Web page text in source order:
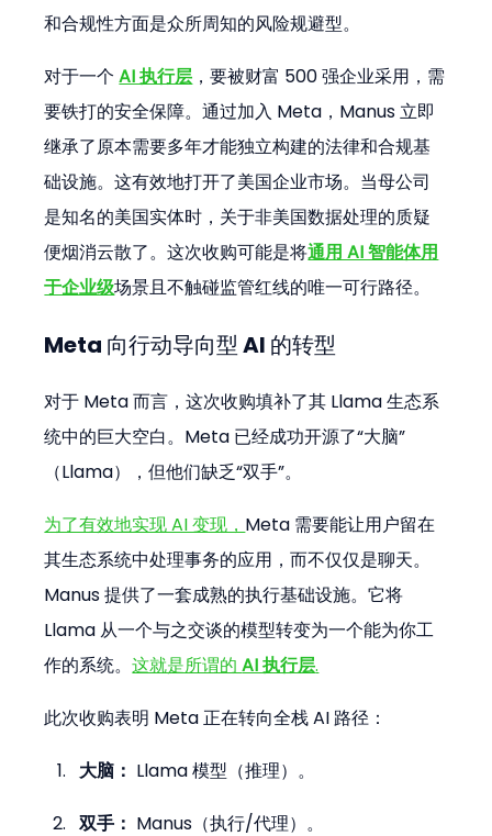
和合规性方面是众所周知的风险规避型。
对于一个 AI 执行层 ，要被财富 500 强企业采用，需
要铁打的安全保障。通过加入 Meta，Manus 立即
继承了原本需要多年才能独立构建的法律和合规基
础设施。这有效地打开了美国企业市场。当母公司
是知名的美国实体时，关于非美国数据处理的质疑
便烟消云散了。这次收购可能是将通用 AI 智能体用
于企业级场景且不触碰监管红线的唯一可行路径。
Meta 向行动导向型 AI 的转型
对于 Meta 而言，这次收购填补了其 Llama 生态系
统中的巨大空白。Meta 已经成功开源了“大脑”
（Llama），但他们缺乏“双手”。
为了有效地实现 AI 变现， Meta 需要能让用户留在
其生态系统中处理事务的应用，而不仅仅是聊天。
Manus 提供了一套成熟的执行基础设施。它将
Llama 从一个与之交谈的模型转变为一个能为你工
作的系统。这就是所谓的 AI 执行层.
此次收购表明 Meta 正在转向全栈 AI 路径：
大脑： Llama 模型（推理）。
双手： Manus（执行/代理）。